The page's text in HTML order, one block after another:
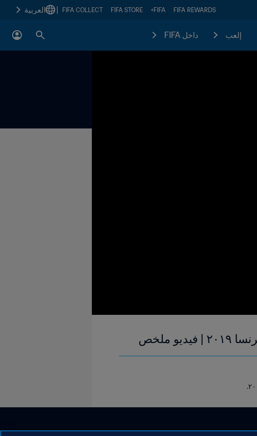
FIFA REWARDS
FIFA+
FIFA STORE
FIFA COLLECT العربية
إلعب داخل FIFA